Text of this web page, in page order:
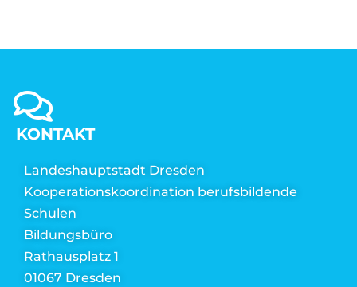
KONTAKT
Landeshauptstadt Dresden
Kooperationskoordination berufsbildende
Schulen
Bildungsbüro
Rathausplatz 1
01067 Dresden